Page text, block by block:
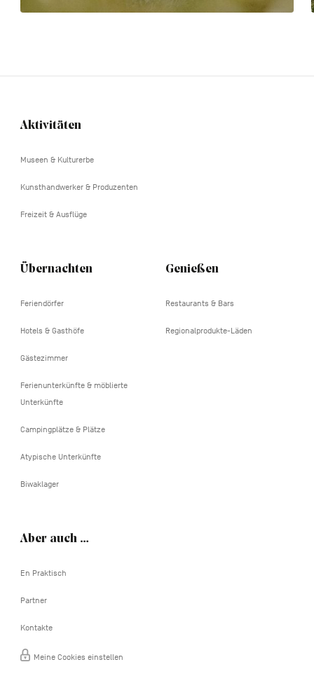
Navigation
Aktivitäten
Museen & Kulturerbe
Kunsthandwerker & Produzenten
Freizeit & Ausflüge
Übernachten
Feriendörfer
Hotels & Gasthöfe
Gästezimmer
Ferienunterkünfte & möblierte
Unterkünfte
Campingplätze & Plätze
Atypische Unterkünfte
Biwaklager
Genießen
Restaurants & Bars
Regionalprodukte-Läden
Aber auch …
En Praktisch
Partner
Kontakte
Meine Cookies einstellen